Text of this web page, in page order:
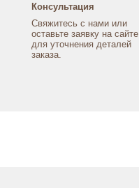
Консультация
Свяжитесь с нами или
оставьте заявку на сайте
для уточнения деталей
заказа.